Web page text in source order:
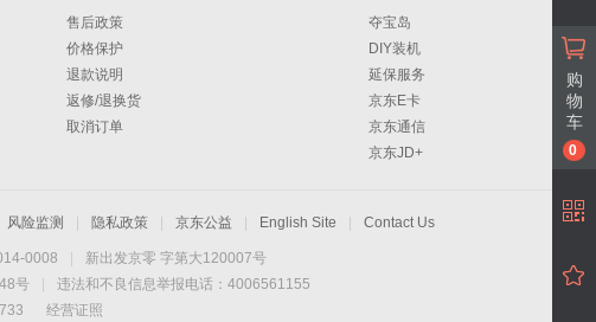
售后政策
价格保护
退款说明
返修/退换货
取消订单
夺宝岛
DIY装机
延保服务
京东E卡
京东通信
京东JD+
风险监测 隐私政策 京东公益 English Site Contact Us
0008
新出发京零 字第大120007号
号
违法和不良信息举报电话：4006561155
经营证照
购
物
车
0